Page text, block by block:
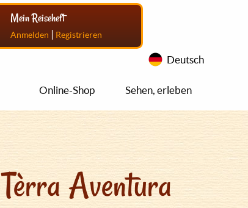
Mein Reiseheft
Anmelden | Registrieren
Deutsch
Online-Shop Sehen, erleben
Aventura